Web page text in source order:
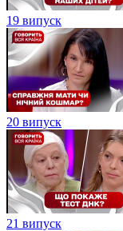
19 випуск
20 випуск
21 випуск